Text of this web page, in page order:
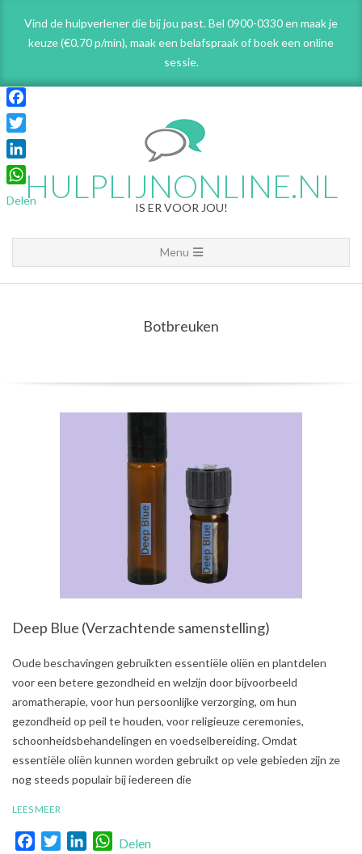
content
Vind de hulpverlener die bij jou past. Bel 0900-0330 en maak je
keuze (€0,70 p/min), maak een belafspraakof boek een online
sessie.
HULPLIJNONLINE.NL
IS ER VOOR JOU!
Navigation
Menu
Menu
Botbreuken
Deep Blue (Verzachtende samenstelling)
2021-
Oude beschavingen gebruikten essentiële oliën en plantdelen
voor een betere gezondheid en welzijn door bijvoorbeeld
aromatherapie, voor hun persoonlijke verzorging, om hun
gezondheid op peil te houden, voor religieuze ceremonies,
schoonheidsbehandelingen en voedselbereiding. Omdat
essentiële oliën kunnen worden gebruikt op vele gebieden zijn ze
nog steeds populair bij iedereen die
LEES MEER
FacebookTwitterLinkedInWhatsApp
Delen
Facebook
Twitter
LinkedIn
WhatsApp
Delen